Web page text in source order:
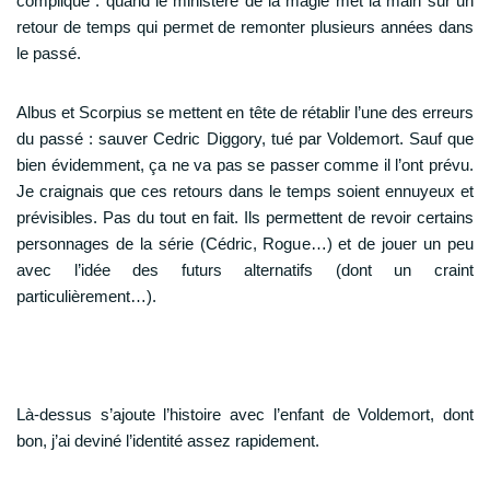
retour de temps qui permet de remonter plusieurs années dans
le passé.
Albus et Scorpius se mettent en tête de rétablir l’une des erreurs
du passé : sauver Cedric Diggory, tué par Voldemort. Sauf que
bien évidemment, ça ne va pas se passer comme il l’ont prévu.
Je craignais que ces retours dans le temps soient ennuyeux et
prévisibles. Pas du tout en fait. Ils permettent de revoir certains
personnages de la série (Cédric, Rogue…) et de jouer un peu
avec l’idée des futurs alternatifs (dont un craint
particulièrement…).
Là-dessus s’ajoute l’histoire avec l’enfant de Voldemort, dont
bon, j’ai deviné l’identité assez rapidement.